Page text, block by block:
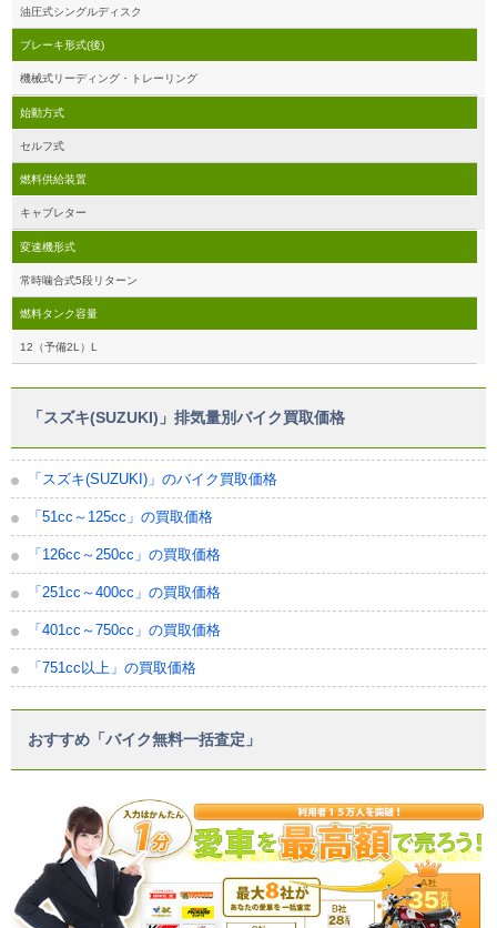
油圧式シングルディスク
ブレーキ形式(後)
機械式リーディング・トレーリング
始動方式
セルフ式
燃料供給装置
キャブレター
変速機形式
常時噛合式5段リターン
燃料タンク容量
12（予備2L）L
「スズキ(SUZUKI)」排気量別バイク買取価格
「スズキ(SUZUKI)」のバイク買取価格
「51cc～125cc」の買取価格
「126cc～250cc」の買取価格
「251cc～400cc」の買取価格
「401cc～750cc」の買取価格
「751cc以上」の買取価格
おすすめ「バイク無料一括査定」